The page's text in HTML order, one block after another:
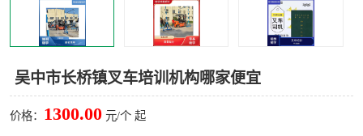
吴中市长桥镇叉车培训机构哪家便宜
价格： 1300.00 元/个 起
行车起重机培训